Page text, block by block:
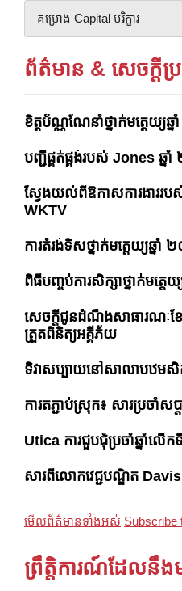
គម្រោង Capital បរិក្ខារ
ព័ត៌មាន & សេចក្តី
ខិត្តប័ណ្ណណែនាំថ្នាក់មត្តេយ្យឆ្
បញ្ជីផ្គត់ផ្គង់របស់ Jones ឆ្
ស្វែងយល់ពីឱកាសការងាររ
WKTV
ការតំរង់ទិសថ្នាក់មត្តេយ្យឆ្នាំ
ពិធីបញ្ចប់ការសិក្សាថ្នាក់មត្តេ
សេចក្តីជូនដំណឹងសាធារណៈខែ
ត្រួតពិនិត្យអគ្គីភ័យ
ទិវាសប្បាយនៅសាលាបឋមសិ
ការតភ្ជាប់ស្រុក៖ សារប្រចាំស
Utica ការជួបជុំប្រចាំឆ្នាំលើ
សារពីលោកវេជ្ជបណ្ឌិត
មើលព័ត៌មានទាំងអស់ Subscribe
ព្រឹត្តិការណ៍ដែលនឹ